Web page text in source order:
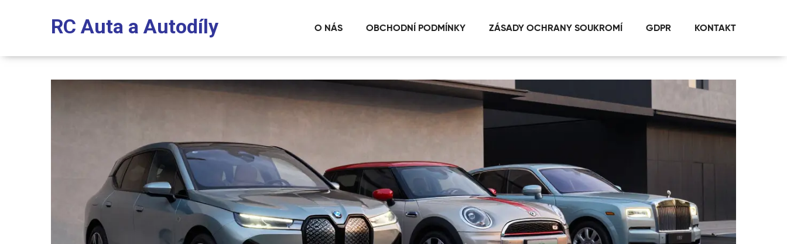
RC Auta a Autodíly O NÁS OBCHODNÍ PODMÍNKY ZÁSADY OCHRANY SOUKROMÍ GDPR KONTAKT